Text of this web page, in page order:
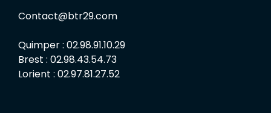
Contact@btr29.com
Quimper : 02.98.91.10.29
Brest : 02.98.43.54.73
Lorient : 02.97.81.27.52